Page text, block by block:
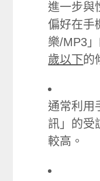
進一步與
偏好在手
樂/MP3
歲以下的
通常利用
訊」的受
較高。